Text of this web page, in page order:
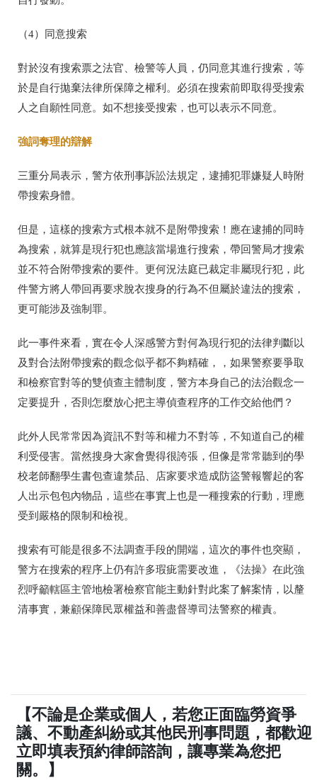
（4）同意搜索
對於沒有搜索票之法官、檢警等人員，仍同意其進行搜索，等
於是自行拋棄法律所保障之權利。必須在搜索前即取得受搜索
人之自願性同意。 如不想接受搜索，也可以表示不同意。
強詞奪理的辯解
三重分局表示，警方依刑事訴訟法規定，逮捕犯罪嫌疑人時附
帶搜索身體。
但是，這樣的搜索方式根本就不是附帶搜索！應在逮捕的同時
為搜索，就算是現行犯也應該當場進行搜索，帶回警局才搜索
並不符合附帶搜索的要件。更何況法庭已裁定非屬現行犯，此
件警方將人帶回再要求脫衣搜身的行為不但屬於違法的搜索，
更可能涉及強制罪。
此一事件來看，實在令人深感警方對何為現行犯的法律判斷以
及對合法附帶搜索的觀念似乎都不夠精確，，如果警察要爭取
和檢察官對等的雙偵查主體制度，警方本身自己的法治觀念一
定要提升，否則怎麼放心把主導偵查程序的工作交給他們？
此外人民常常因為資訊不對等和權力不對等，不知道自己的權
利受侵害。當然搜身大家會覺得很誇張，但像是常常聽到的學
校老師翻學生書包查違禁品、店家要求造成防盜警報響起的客
人出示包包內物品，這些在事實上也是一種搜索的行動，理應
受到嚴格的限制和檢視。
搜索有可能是很多不法調查手段的開端，這次的事件也突顯，
警方在搜索的程序上仍有許多瑕疵需要改進，《法操》在此強
烈呼籲轄區主管地檢署檢察官能主動針對此案了解案情，以釐
清事實，兼顧保障民眾權益和善盡督導司法警察的權責。
【不論是企業或個人，若您正面臨勞資爭
議、不動產糾紛或其他民刑事問題，都歡迎
立即填表預約律師諮詢，讓專業為您把
關。】